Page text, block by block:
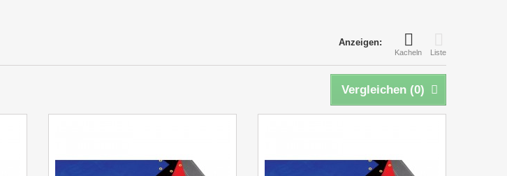
Anzeigen:
Kacheln Liste
Vergleichen (0)